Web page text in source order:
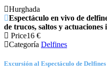
Hurghada
Espectáculo en vivo de
de trucos, saltos y actuaciones
Price16 €
Categoría Delfines
Excursión al Espectáculo de